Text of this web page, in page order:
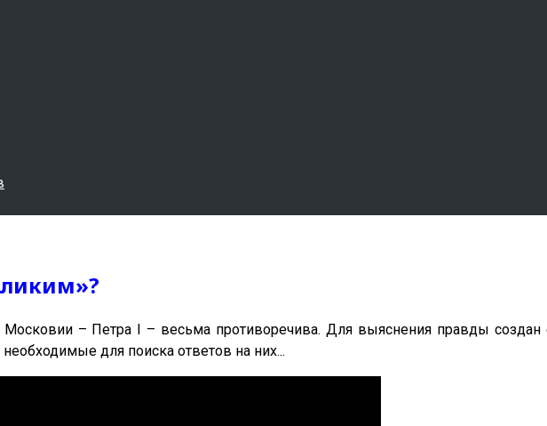
Московии – Петра I – весьма противоречива. Для выяснения правды
для поиска ответов на них...